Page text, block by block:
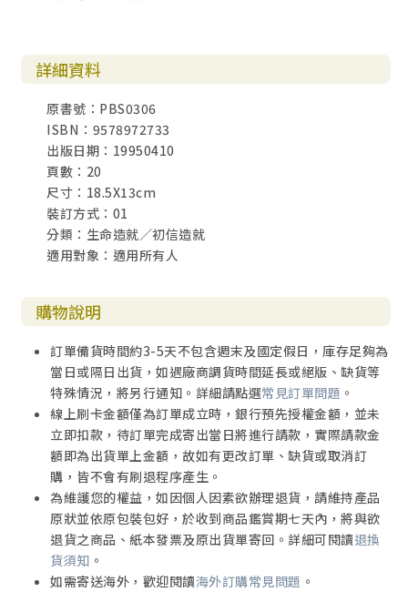
詳細資料
原書號：PBS0306
ISBN：9578972733
出版日期：19950410
頁數：20
尺寸：18.5X13cm
裝訂方式：01
分類：生命造就／初信造就
適用對象：適用所有人
購物說明
訂單備貨時間約3-5天不包含週末及國定假日，庫存足夠為
當日或隔日出貨，如遇廠商調貨時間延長或絕版、缺貨等
特殊情況，將另行通知。詳細請點選常見訂單問題 。
線上刷卡金額僅為訂單成立時，銀行預先授權金額，並未
立即扣款，待訂單完成寄出當日將進行請款，實際請款金
額即為出貨單上金額，故如有更改訂單、缺貨或取消訂
購，皆不會有刷退程序產生。
為維護您的權益，如因個人因素欲辦理退貨，請維持產品
原狀並依原包裝包好，於收到商品鑑賞期七天內，將與欲
退貨之商品、紙本發票及原出貨單寄回。詳細可閱讀退換
貨須知 。
如需寄送海外，歡迎閱讀海外訂購常見問題 。